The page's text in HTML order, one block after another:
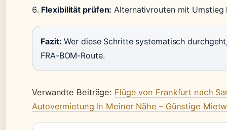
Flexibilität prüfen: Alternativrouten mit Umstieg
Fazit: Wer diese Schritte systematisch
FRA-BOM-Route.
Verwandte Beiträge: Flüge von Frankfurt nach
Autovermietung In Meiner Nähe – Günstige